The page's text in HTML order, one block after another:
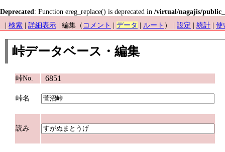
Deprecated: Function ereg_replace() is deprecated in /virtual/nagajis/
検索 詳細表示 | 編集（ コメント データ ルート ） | 設定 統計 使
峠データベース・編集
峠No. 6851
峠名
読み